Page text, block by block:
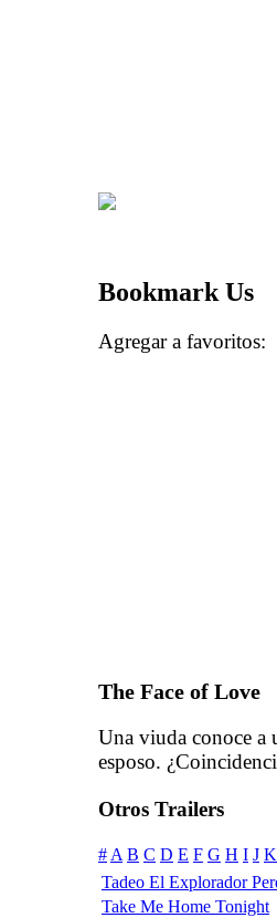
Bookmark Us
Agregar a
The Face of Love
Una viuda conoce a
esposo.
Otros Trailers
# A B C D E F G H I J K
Tadeo El Explorador
Take Me Home Tonight